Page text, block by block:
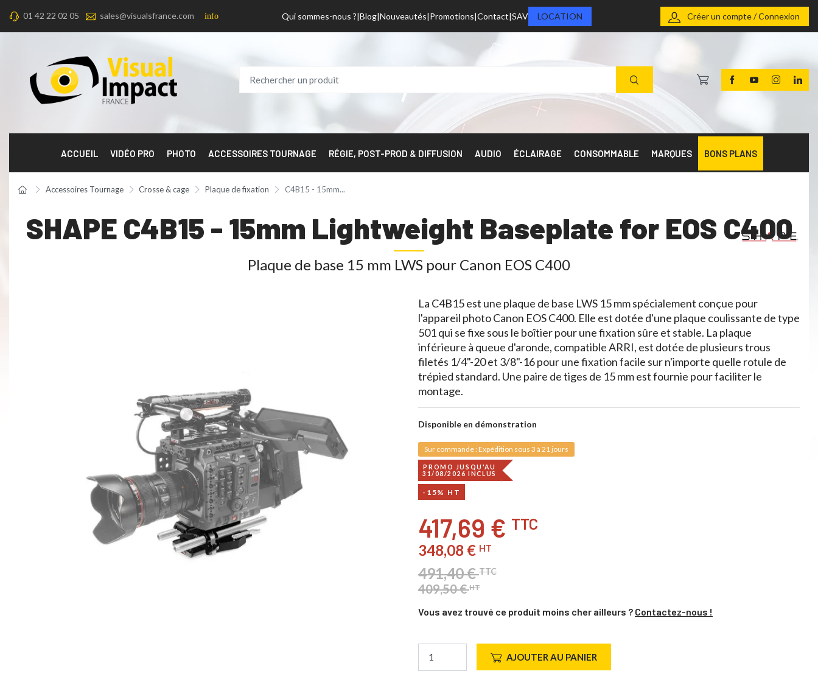
01 42 22 02 05 sales@visualsfrance.com info Qui sommes-nous ? Blog Nouveautés Promotions Contact SAV LOCATION Créer un compte / Connexion
ACCUEIL VIDÉO PRO PHOTO ACCESSOIRES TOURNAGE RÉGIE, POST-PROD & DIFFUSION AUDIO ÉCLAIRAGE CONSOMMABLE MARQUES BONS PLANS
Accessoires Tournage Crosse & cage Plaque de fixation C4B15 - 15mm...
SHAPE C4B15 - 15mm Lightweight Baseplate for EOS C400
Plaque de base 15 mm LWS pour Canon EOS C400
La C4B15 est une plaque de base LWS 15 mm spécialement conçue pour
l'appareil photo Canon EOS C400. Elle est dotée d'une plaque coulissante de type
501 qui se fixe sous le boîtier pour une fixation sûre et stable. La plaque
inférieure à queue d'aronde, compatible ARRI, est dotée de plusieurs trous
filetés 1/4"-20 et 3/8"-16 pour une fixation facile sur n'importe quelle rotule de
trépied standard. Une paire de tiges de 15 mm est fournie pour faciliter le
montage.
Disponible en démonstration
Sur commande : Expédition sous 3 à 21 jours
PROMO JUSQU'AU
31/08/2026 INCLUS
-15% HT
417,69 € TTC
348,08 € HT
491,40 €TTC
409,50 €HT
Vous avez trouvé ce produit moins cher ailleurs ? Contactez-nous !
AJOUTER AU PANIER